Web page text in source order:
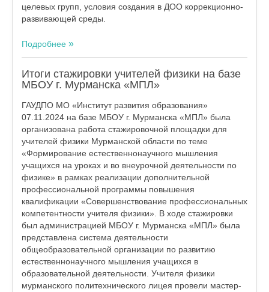
целевых групп, условия создания в ДОО коррекционно-
развивающей среды.
Подробнее
Итоги стажировки учителей физики на базе
МБОУ г. Мурманска «МПЛ»
ГАУДПО МО «Институт развития образования»
07.11.2024 на базе МБОУ г. Мурманска «МПЛ» была
организована работа стажировочной площадки для
учителей физики Мурманской области по теме
«Формирование естественнонаучного мышления
учащихся на уроках и во внеурочной деятельности по
физике» в рамках реализации дополнительной
профессиональной программы повышения
квалификации «Совершенствование профессиональных
компетентности учителя физики». В ходе стажировки
был администрацией МБОУ г. Мурманска «МПЛ» была
представлена система деятельности
общеобразовательной организации по развитию
естественнонаучного мышления учащихся в
образовательной деятельности. Учителя физики
мурманского политехнического лицея провели мастер-